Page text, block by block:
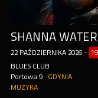
SHANNA
22 PAŹDZIERNIKA 2026 -
BLUES CLUB
Portowa 9
GDYNIA
MUZYKA